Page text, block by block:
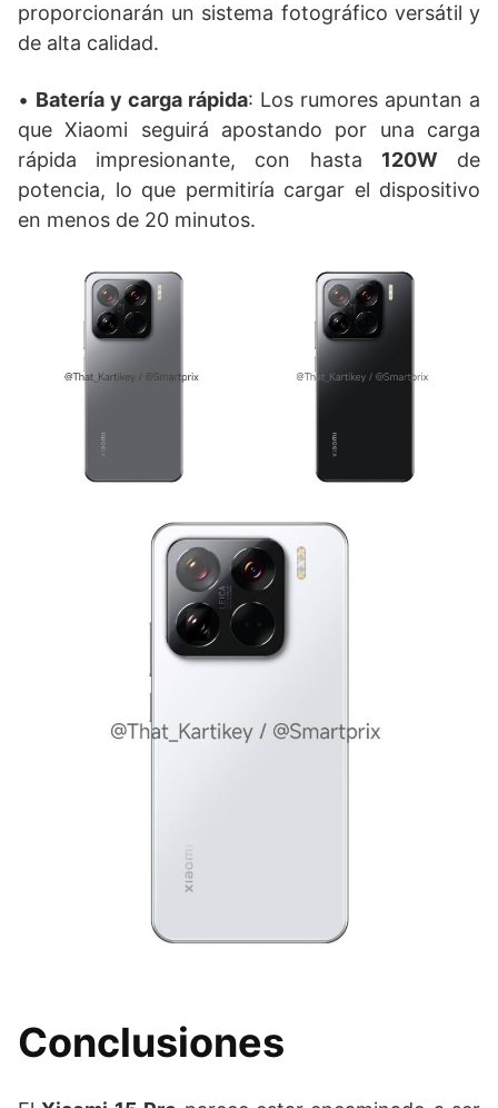
proporcionarán un sistema fotográfico versátil y
de alta calidad.
• Batería y carga rápida: Los rumores apuntan a
que Xiaomi seguirá apostando por una carga
rápida impresionante, con hasta 120Wde
potencia, lo que permitiría cargar el dispositivo
en menos de 20 minutos.
Conclusiones